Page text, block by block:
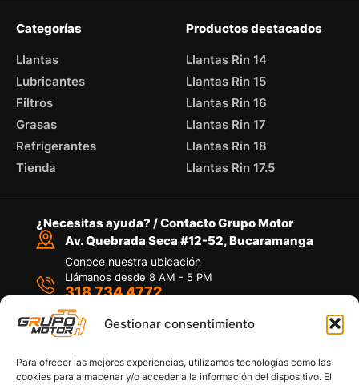
Gestionar consentimiento
Para ofrecer las mejores experiencias, utilizamos tecnologías como las
cookies para almacenar y/o acceder a la información del dispositivo. El
Categorías
Llantas
Lubricantes
Filtros
Grasas
Refrigerantes
Tienda
Productos destacados
Llantas Rin 14
Llantas Rin 15
Llantas Rin 16
Llantas Rin 17
Llantas Rin 18
Llantas Rin 17.5
¿Necesitas ayuda? / Contacto Grupo Motor
Av. Quebrada Seca #12-52, Bucaramanga
Conoce nuestra ubicación
Llámanos desde 8 AM - 5 PM
318 734 4772
Por medio de WhatsApp